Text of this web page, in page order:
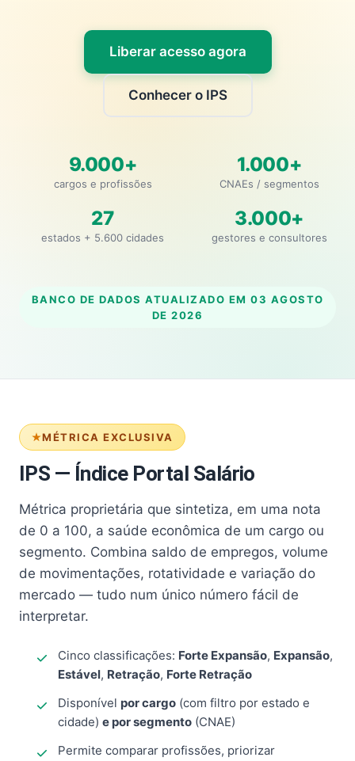
Liberar acesso agora
Conhecer o IPS
9.000+
cargos e profissões
1.000+
CNAEs / segmentos
27
estados + 5.600 cidades
3.000+
gestores e consultores
BANCO DE DADOS ATUALIZADO EM 03 AGOSTO
DE 2026
MÉTRICA EXCLUSIVA
IPS — Índice Portal Salário
Métrica proprietária que sintetiza, em uma nota
de 0 a 100, a saúde econômica de um cargo ou
segmento. Combina saldo de empregos, volume
de movimentações, rotatividade e variação do
mercado — tudo num único número fácil de
interpretar.
Cinco classificações: Forte Expansão, Expansão,
Estável, Retração, Forte Retração
Disponível por cargo (com filtro por estado e
cidade) e por segmento (CNAE)
Permite comparar profissões, priorizar